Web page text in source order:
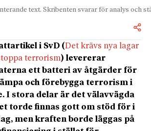
text. Skribenten svarar för analys och
i SvD (Det krävs nya lagar
terrorism) levererar
ett batteri av åtgärder för
och förebygga terrorism i
I stora delar är det välavvägda
torde finnas gott om stöd för i
men kraften borde läggas på